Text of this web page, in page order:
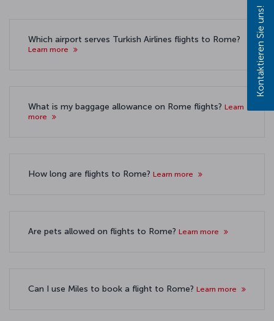
Which airport serves Turkish Airlines flights to Rome?
Learn more
What is my baggage allowance on Rome flights? Learn
more
How long are flights to Rome? Learn more
Are pets allowed on flights to Rome? Learn more
Can I use Miles to book a flight to Rome? Learn more
Kontaktieren Sie uns!